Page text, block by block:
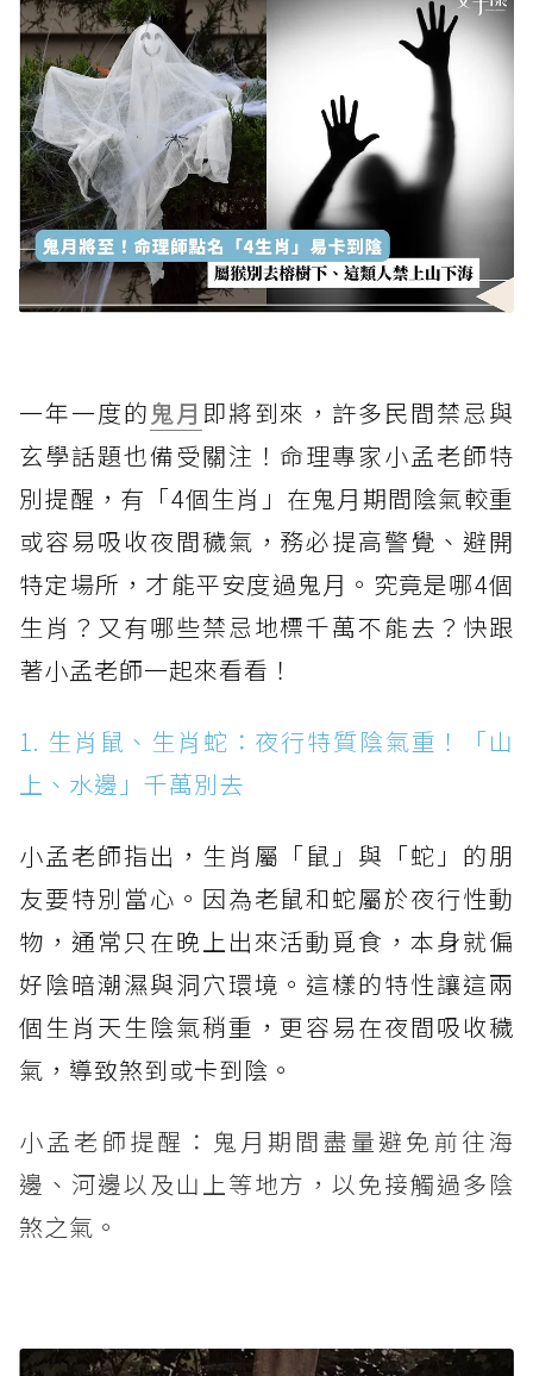
一年一度的 鬼月 即將到來，許多民間禁忌與
玄學話題也備受關注！命理專家小孟老師特
別提醒，有「4個生肖」在鬼月期間陰氣較重
或容易吸收夜間穢氣，務必提高警覺、避開
特定場所，才能平安度過鬼月。究竟是哪4個
生肖？又有哪些禁忌地標千萬不能去？快跟
著小孟老師一起來看看！
1. 生肖鼠、生肖蛇：夜行特質陰氣重！「山
上、水邊」千萬別去
小孟老師指出，生肖屬「鼠」與「蛇」的朋
友要特別當心。因為老鼠和蛇屬於夜行性動
物，通常只在晚上出來活動覓食，本身就偏
好陰暗潮濕與洞穴環境。這樣的特性讓這兩
個生肖天生陰氣稍重，更容易在夜間吸收穢
氣，導致煞到或卡到陰。
小孟老師提醒：鬼月期間盡量避免前往海
邊、河邊以及山上等地方，以免接觸過多陰
煞之氣。